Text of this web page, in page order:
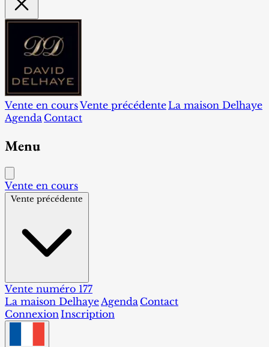
Vente en coursVente précédente La maison Delhaye
Agenda Contact
Menu
Vente en cours
Vente précédente
Vente numéro 177
La maison DelhayeAgenda Contact
ConnexionInscription